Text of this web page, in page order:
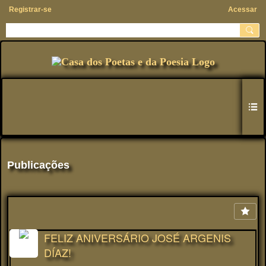
Registrar-se Acessar
Publicações
FELIZ ANIVERSÁRIO JOSÉ ARGENIS
DÍAZ!